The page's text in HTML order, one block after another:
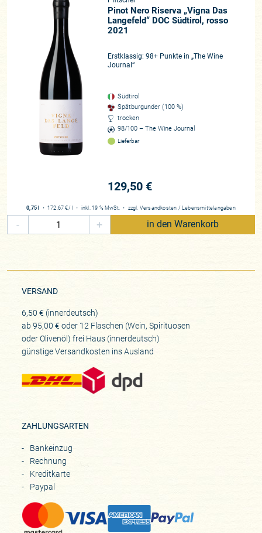
Pinot Nero Riserva „Vigna Das
Langefeld“ DOC Südtirol, rosso
2021
Erstklassig: 98+ Punkte in „The Wine
Journal“
Südtirol
Spätburgunder (100 %)
trocken
98/100 – The Wine Journal
Lieferbar
129,50 €
0,75 l ・ 172,67 €/ l ・ inkl. 19 % MwSt. ・ zzgl. Versandkosten / Lebensmittelangaben
- + in den Warenkorb
VERSAND
6,50 € (innerdeutsch)
ab 95,00 € oder 12 Flaschen (Wein, Spirituosen
oder Olivenöl) frei Haus (innerdeutsch)
günstige Versandkosten ins Ausland
ZAHLUNGSARTEN
Bankeinzug
Rechnung
Kreditkarte
Paypal